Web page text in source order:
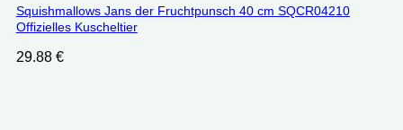
Squishmallows Jans der Fruchtpunsch 40 cm SQCR04210
Offizielles Kuscheltier
29.88 €